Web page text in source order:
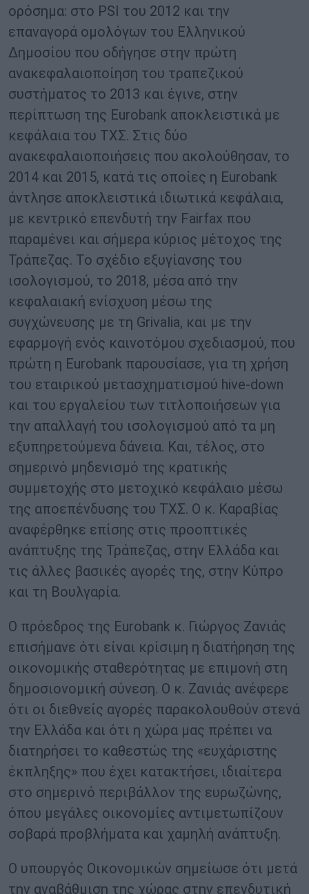
ορόσημα: στο PSI του 2012 και την
επαναγορά ομολόγων του Ελληνικού
Δημοσίου που οδήγησε στην πρώτη
ανακεφαλαιοποίηση του τραπεζικού
συστήματος το 2013 και έγινε, στην
περίπτωση της Eurobank αποκλειστικά με
κεφάλαια του ΤΧΣ. Στις δύο
ανακεφαλαιοποιήσεις που ακολούθησαν, το
2014 και 2015, κατά τις οποίες η Eurobank
άντλησε αποκλειστικά ιδιωτικά κεφάλαια,
με κεντρικό επενδυτή την Fairfax που
παραμένει και σήμερα κύριος μέτοχος της
Τράπεζας. Το σχέδιο εξυγίανσης του
ισολογισμού, το 2018, μέσα από την
κεφαλαιακή ενίσχυση μέσω της
συγχώνευσης με τη Grivalia, και με την
εφαρμογή ενός καινοτόμου σχεδιασμού, που
πρώτη η Eurobank παρουσίασε, για τη χρήση
του εταιρικού μετασχηματισμού hive-down
και του εργαλείου των τιτλοποιήσεων για
την απαλλαγή του ισολογισμού από τα μη
εξυπηρετούμενα δάνεια. Και, τέλος, στο
σημερινό μηδενισμό της κρατικής
συμμετοχής στο μετοχικό κεφάλαιο μέσω
της αποεπένδυσης του ΤΧΣ. Ο κ. Καραβίας
αναφέρθηκε επίσης στις προοπτικές
ανάπτυξης της Τράπεζας, στην Ελλάδα και
τις άλλες βασικές αγορές της, στην Κύπρο
και τη Βουλγαρία.
Ο πρόεδρος της Eurobank κ. Γιώργος Ζανιάς
επισήμανε ότι είναι κρίσιμη η διατήρηση της
οικονομικής σταθερότητας με επιμονή στη
δημοσιονομική σύνεση. Ο κ. Ζανιάς ανέφερε
ότι οι διεθνείς αγορές παρακολουθούν στενά
την Ελλάδα και ότι η χώρα μας πρέπει να
διατηρήσει το καθεστώς της «ευχάριστης
έκπληξης» που έχει κατακτήσει, ιδιαίτερα
στο σημερινό περιβάλλον της ευρωζώνης,
όπου μεγάλες οικονομίες αντιμετωπίζουν
σοβαρά προβλήματα και χαμηλή ανάπτυξη.
Ο υπουργός Οικονομικών σημείωσε ότι μετά
την αναβάθμιση της χώρας στην επενδυτική